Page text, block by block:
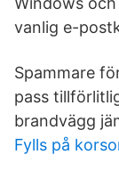
vanlig e-
Spammare
pass
brandvägg
Fylls på